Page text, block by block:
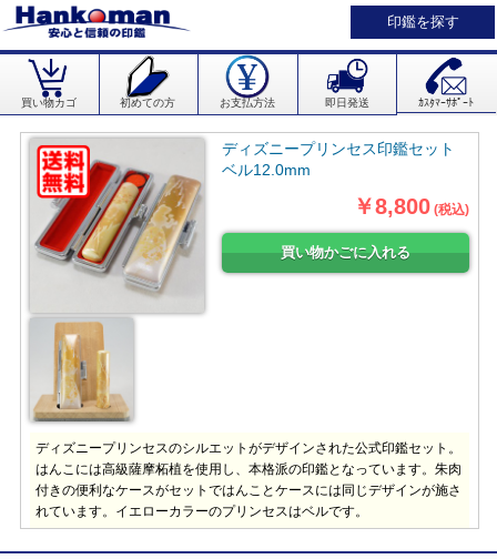
印鑑を探す
買い物カゴ 初めての方 お支払方法 即日発送 ｶｽﾀﾏｰｻﾎﾟｰﾄ
ディズニープリンセス印鑑セット
ベル12.0mm
￥8,800 (税込)
ディズニープリンセスのシルエットがデザインされた公式印鑑セット。
はんこには高級薩摩柘植を使用し、本格派の印鑑となっています。朱肉
付きの便利なケースがセットではんことケースには同じデザインが施さ
れています。イエローカラーのプリンセスはベルです。